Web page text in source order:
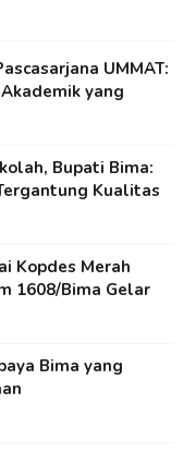
UMMAT:
yang
Bupati Bima:
Kualitas
Kopdes Merah
1608/Bima Gelar
Bima yang